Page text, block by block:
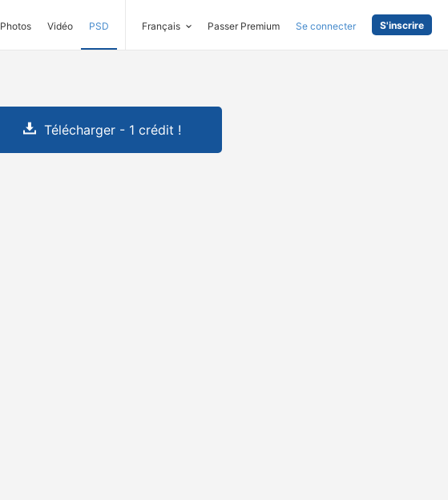
Photos Vidéo PSD Français Passer Premium Se connecter S'inscrire
Télécharger - 1 crédit !